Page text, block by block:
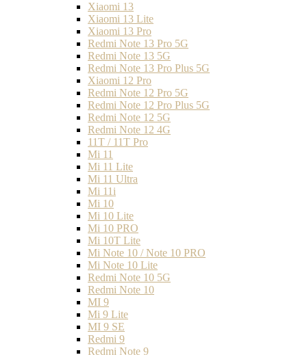
Xiaomi 13
Xiaomi 13 Lite
Xiaomi 13 Pro
Redmi Note 13 Pro 5G
Redmi Note 13 5G
Redmi Note 13 Pro Plus 5G
Xiaomi 12 Pro
Redmi Note 12 Pro 5G
Redmi Note 12 Pro Plus 5G
Redmi Note 12 5G
Redmi Note 12 4G
11T / 11T Pro
Mi 11
Mi 11 Lite
Mi 11 Ultra
Mi 11i
Mi 10
Mi 10 Lite
Mi 10 PRO
Mi 10T Lite
Mi Note 10 / Note 10 PRO
Mi Note 10 Lite
Redmi Note 10 5G
Redmi Note 10
MI 9
Mi 9 Lite
MI 9 SE
Redmi 9
Redmi Note 9